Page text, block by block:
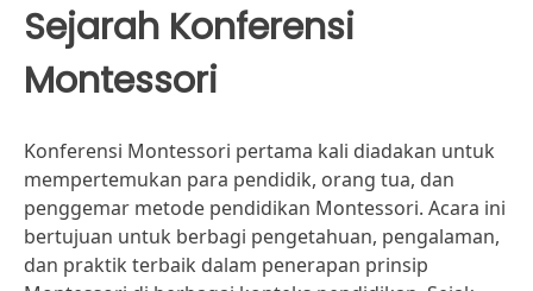
Sejarah Konferensi
Montessori
Konferensi Montessori pertama kali diadakan untuk
mempertemukan para pendidik, orang tua, dan
penggemar metode pendidikan Montessori. Acara ini
bertujuan untuk berbagi pengetahuan, pengalaman,
dan praktik terbaik dalam penerapan prinsip